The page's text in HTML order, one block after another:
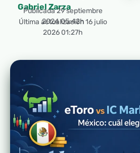
Gabriel Zarza
Publicada29 septiembre
2024 05:42h
Última actualización 16 julio
2026 01:27h